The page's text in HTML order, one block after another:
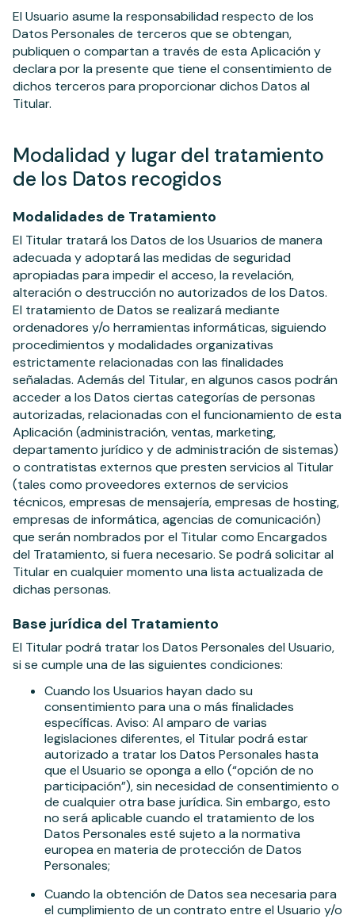
El Usuario asume la responsabilidad respecto de los
Datos Personales de terceros que se obtengan,
publiquen o compartan a través de esta Aplicación y
declara por la presente que tiene el consentimiento de
dichos terceros para proporcionar dichos Datos al
Titular.
Modalidad y lugar del tratamiento
de los Datos recogidos
Modalidades de Tratamiento
El Titular tratará los Datos de los Usuarios de manera
adecuada y adoptará las medidas de seguridad
apropiadas para impedir el acceso, la revelación,
alteración o destrucción no autorizados de los Datos.
El tratamiento de Datos se realizará mediante
ordenadores y/o herramientas informáticas, siguiendo
procedimientos y modalidades organizativas
estrictamente relacionadas con las finalidades
señaladas. Además del Titular, en algunos casos podrán
acceder a los Datos ciertas categorías de personas
autorizadas, relacionadas con el funcionamiento de esta
Aplicación (administración, ventas, marketing,
departamento jurídico y de administración de sistemas)
o contratistas externos que presten servicios al Titular
(tales como proveedores externos de servicios
técnicos, empresas de mensajería, empresas de hosting,
empresas de informática, agencias de comunicación)
que serán nombrados por el Titular como Encargados
del Tratamiento, si fuera necesario. Se podrá solicitar al
Titular en cualquier momento una lista actualizada de
dichas personas.
Base jurídica del Tratamiento
El Titular podrá tratar los Datos Personales del Usuario,
si se cumple una de las siguientes condiciones:
Cuando los Usuarios hayan dado su
consentimiento para una o más finalidades
específicas. Aviso: Al amparo de varias
legislaciones diferentes, el Titular podrá estar
autorizado a tratar los Datos Personales hasta
que el Usuario se oponga a ello (“opción de no
participación”), sin necesidad de consentimiento o
de cualquier otra base jurídica. Sin embargo, esto
no será aplicable cuando el tratamiento de los
Datos Personales esté sujeto a la normativa
europea en materia de protección de Datos
Personales;
Cuando la obtención de Datos sea necesaria para
el cumplimiento de un contrato entre el Usuario y/o